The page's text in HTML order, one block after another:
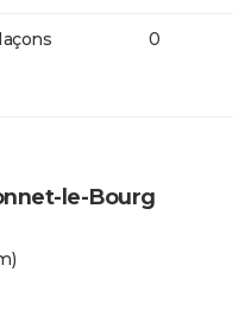
0
le-Bourg